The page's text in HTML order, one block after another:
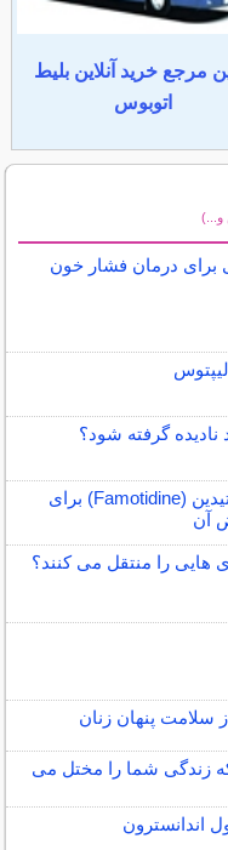
مرجع خرید آنلاین بلیط
اتوبوس
و...)
برای درمان فشار خون
نادیده گرفته شود؟
موارد مصرف قرص فاموتیدین (Famotidine) برای
آن
هایی را منتقل می کنند؟
سلامت پنهان زنان
زندگی شما را مختل می
اندانسترون